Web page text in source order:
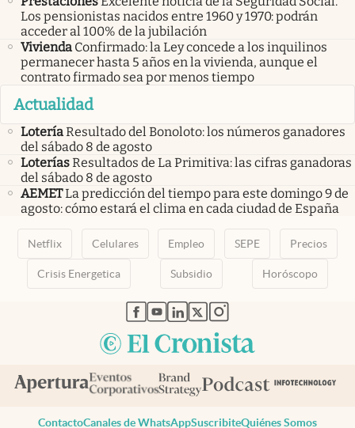
Los pensionistas nacidos entre 1960 y 1970: podrán
acceder al 100% de la jubilación
Vivienda Confirmado: la Ley concede a los inquilinos
permanecer hasta 5 años en la vivienda, aunque el
contrato firmado sea por menos tiempo
Actualidad
LoteríaResultado del Bonoloto: los números ganadores
del sábado 8 de agosto
LoteríasResultados de La Primitiva: las cifras ganadoras
del sábado 8 de agosto
AEMETLa predicción del tiempo para este domingo 9 de
agosto: cómo estará el clima en cada ciudad de España
Netflix Celulares Empleo SEPE Precios
Crisis Energetica Subsidio Horóscopo
abre en nueva pestaña
abre en nueva pestaña
abre en nueva pestaña
abre en nueva pestaña
abre en nueva pestaña
ContactoCanales de WhatsAppSuscribiteQuiénes Somos